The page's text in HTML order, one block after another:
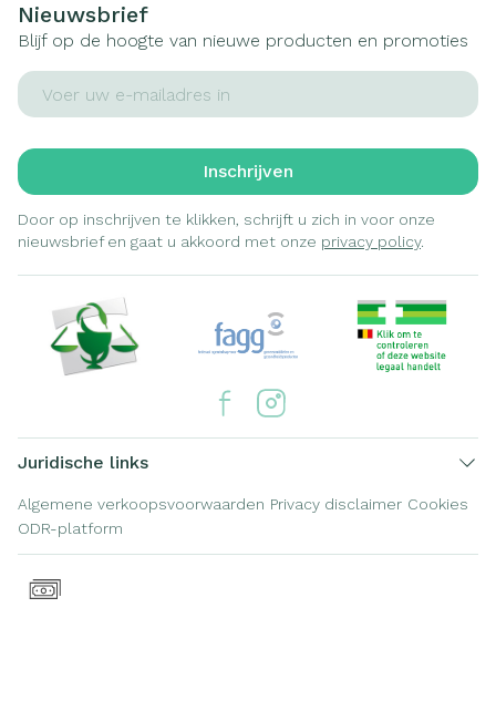
Nieuwsbrief
Blijf op de hoogte van nieuwe producten en promoties
E-mail adres
Inschrijven
Door op inschrijven te klikken, schrijft u zich in voor onze
nieuwsbrief en gaat u akkoord met onze privacy policy.
Juridische links
Algemene verkoopsvoorwaarden Privacy disclaimer Cookies
ODR-platform